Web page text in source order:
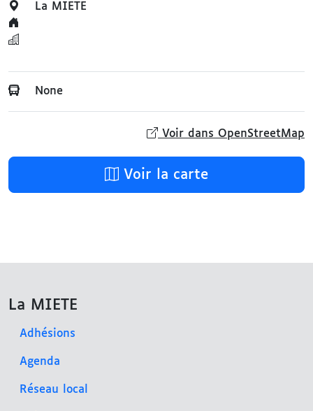
La MIETE
None
Voir dans OpenStreetMap
Voir la carte
La MIETE
Adhésions
Agenda
Réseau local